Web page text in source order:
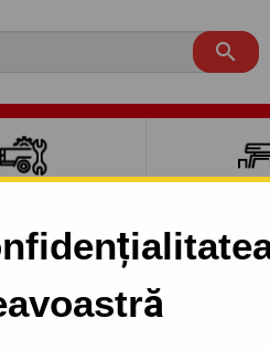

şuruburi - din 2006